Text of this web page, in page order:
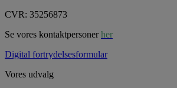
CVR: 35256873
Se vores kontaktpersonerher
Digital fortrydelsesformular
Vores udvalg